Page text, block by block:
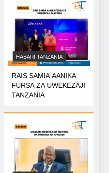
HABARI TANZANIA
RAIS SAMIA AANIKA
FURSA ZA UWEKEZAJI
TANZANIA